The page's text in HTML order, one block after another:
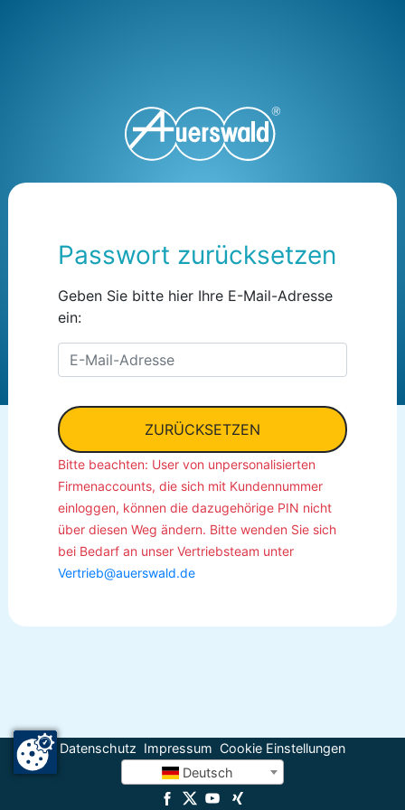
Passwort zurücksetzen
Geben Sie bitte hier Ihre E-Mail-Adresse
ein:
E-Mail-Adresse
ZURÜCKSETZEN
Bitte beachten: User von unpersonalisierten
Firmenaccounts, die sich mit Kundennummer
einloggen, können die dazugehörige PIN nicht
über diesen Weg ändern. Bitte wenden Sie sich
bei Bedarf an unser Vertriebsteam unter
Vertrieb@auerswald.de
Datenschutz Impressum Cookie Einstellungen
Deutsch